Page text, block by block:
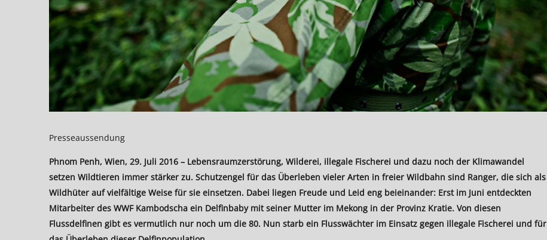
Presseaussendung
Phnom Penh, Wien, 29. Juli 2016 – Lebensraumzerstörung, Wilderei, illegale Fischerei und dazu noch der Klimawandel
setzen Wildtieren immer stärker zu. Schutzengel für das Überleben vieler Arten in freier Wildbahn sind Ranger, die sich als
Wildhüter auf vielfältige Weise für sie einsetzen. Dabei liegen Freude und Leid eng beieinander: Erst im Juni entdeckten
Mitarbeiter des WWF Kambodscha ein Delfinbaby mit seiner Mutter im Mekong in der Provinz Kratie. Von diesen
Flussdelfinen gibt es vermutlich nur noch um die 80. Nun starb ein Flusswächter im Einsatz gegen illegale Fischerei und für